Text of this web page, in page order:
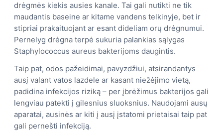
drėgmės kiekis ausies kanale. Tai gali nutikti ne tik
maudantis baseine ar kitame vandens telkinyje, bet ir
stipriai prakaituojant ar esant dideliam orų drėgnumui.
Pernelyg drėgna terpė sukuria palankias sąlygas
Staphylococcus aureus bakterijoms daugintis.
Taip pat, odos pažeidimai, pavyzdžiui, atsirandantys
ausį valant vatos lazdele ar kasant niežėjimo vietą,
padidina infekcijos riziką – per įbrėžimus bakterijos gali
lengviau patekti į gilesnius sluoksnius. Naudojami ausų
aparatai, ausinės ar kiti į ausį įstatomi prietaisai taip pat
gali pernešti infekciją.